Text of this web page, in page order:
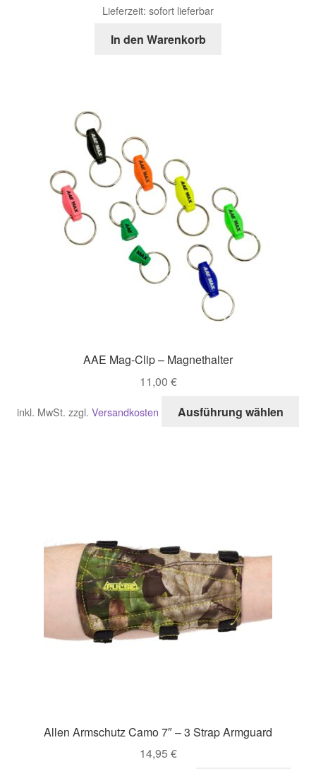
Lieferzeit: sofort lieferbar
In den Warenkorb
AAE Mag-Clip – Magnethalter
11,00 €
inkl. MwSt. zzgl. Versandkosten Ausführung wählen
Allen Armschutz Camo 7″ – 3 Strap Armguard
14,95 €